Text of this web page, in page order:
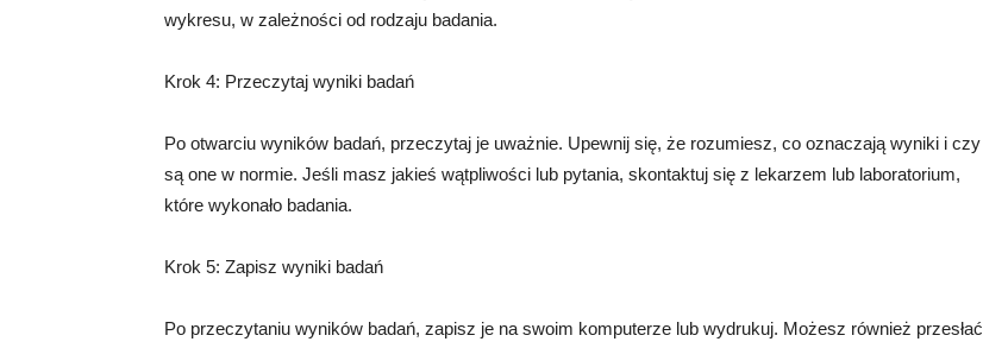
wykresu, w zależności od rodzaju badania.
Krok 4: Przeczytaj wyniki badań
Po otwarciu wyników badań, przeczytaj je uważnie. Upewnij się, że rozumiesz, co oznaczają wyniki i czy
są one w normie. Jeśli masz jakieś wątpliwości lub pytania, skontaktuj się z lekarzem lub laboratorium,
które wykonało badania.
Krok 5: Zapisz wyniki badań
Po przeczytaniu wyników badań, zapisz je na swoim komputerze lub wydrukuj. Możesz również przesłać